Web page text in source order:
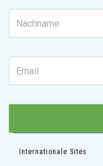
Internationale Sites